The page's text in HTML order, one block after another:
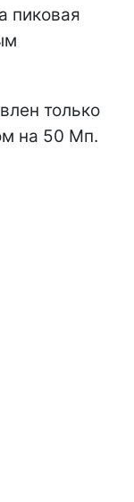
пиковая
только
на 50 Мп.